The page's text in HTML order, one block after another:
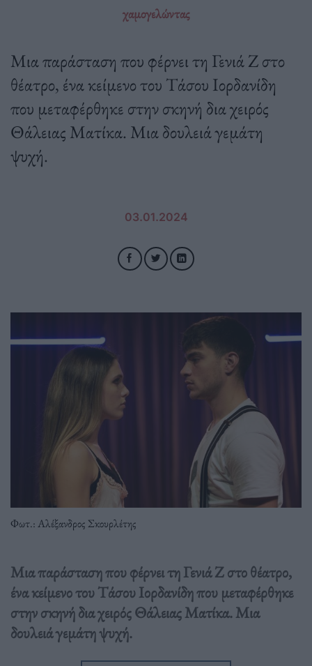
χαμογελώντας
Μια παράσταση που φέρνει τη Γενιά Ζ στο
θέατρο, ένα κείμενο του Τάσου Ιορδανίδη
που μεταφέρθηκε στην σκηνή δια χειρός
Θάλειας Ματίκα. Μια δουλειά γεμάτη
ψυχή.
03.01.2024
Φωτ.: Αλέξανδρος Σκουρλέτης
Μια παράσταση που φέρνει τη Γενιά Ζ στο θέατρο,
ένα κείμενο του Τάσου Ιορδανίδη που μεταφέρθηκε
στην σκηνή δια χειρός Θάλειας Ματίκα. Μια
δουλειά γεμάτη ψυχή.